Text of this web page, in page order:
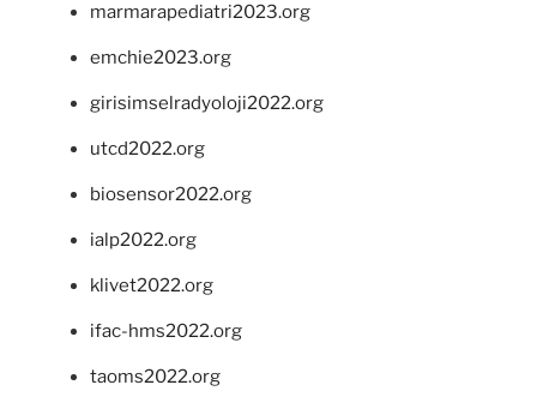
marmarapediatri2023.org
emchie2023.org
girisimselradyoloji2022.org
utcd2022.org
biosensor2022.org
ialp2022.org
klivet2022.org
ifac-hms2022.org
taoms2022.org